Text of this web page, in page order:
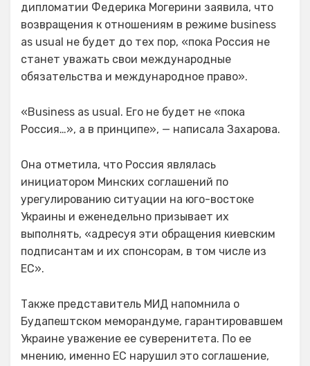
дипломатии Федерика Могерини заявила, что
возвращения к отношениям в режиме business
as usual не будет до тех пор, «пока Россия не
станет уважать свои международные
обязательства и международное право».
«Business as usual. Его не будет не «пока
Россия…», а в принципе», — написала Захарова.
Она отметила, что Россия являлась
инициатором Минских соглашений по
урегулированию ситуации на юго-востоке
Украины и еженедельно призывает их
выполнять, «адресуя эти обращения киевским
подписантам и их спонсорам, в том числе из
ЕС».
Также представитель МИД напомнила о
Будапештском меморандуме, гарантировавшем
Украине уважение ее суверенитета. По ее
мнению, именно ЕС нарушил это соглашение,